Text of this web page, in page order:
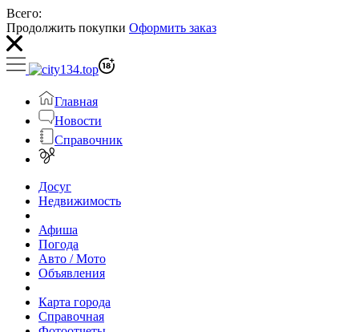
Всего:
Продолжить покупки Оформить заказ
Главная
Новости
Справочник
Досуг
Недвижимость
Афиша
Погода
Авто / Мото
Объявления
Карта города
Справочная